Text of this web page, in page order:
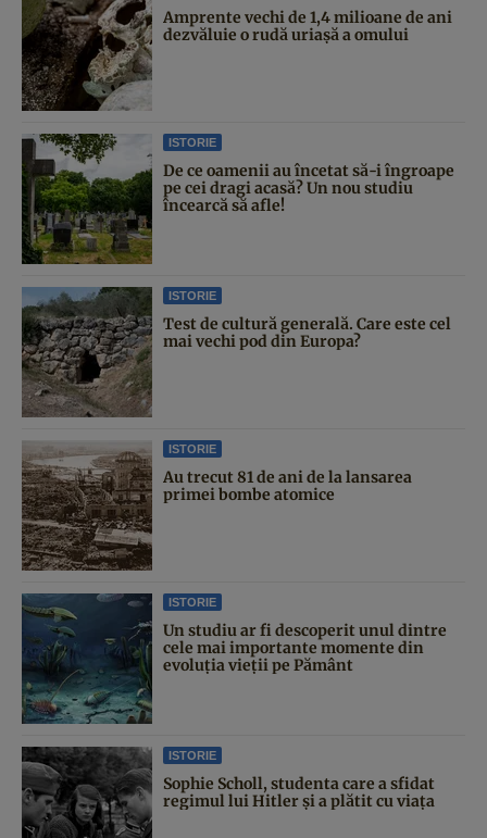
Amprente vechi de 1,4 milioane de ani
dezvăluie o rudă uriașă a omului
ISTORIE
De ce oamenii au încetat să-i îngroape
pe cei dragi acasă? Un nou studiu
încearcă să afle!
ISTORIE
Test de cultură generală. Care este cel
mai vechi pod din Europa?
ISTORIE
Au trecut 81 de ani de la lansarea
primei bombe atomice
ISTORIE
Un studiu ar fi descoperit unul dintre
cele mai importante momente din
evoluția vieții pe Pământ
ISTORIE
Sophie Scholl, studenta care a sfidat
regimul lui Hitler și a plătit cu viața